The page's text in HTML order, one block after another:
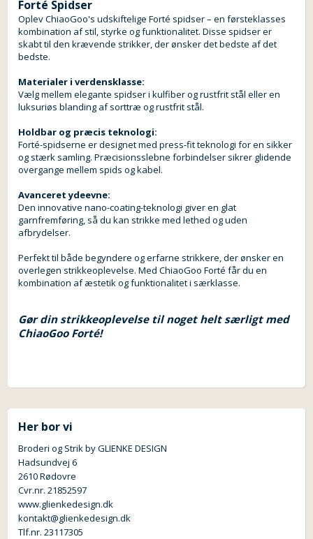
Forté Spidser
Oplev ChiaoGoo's udskiftelige Forté spidser – en førsteklasses
kombination af stil, styrke og funktionalitet. Disse spidser er
skabt til den krævende strikker, der ønsker det bedste af det
bedste.
Materialer i verdensklasse:
Vælg mellem elegante spidser i kulfiber og rustfrit stål eller en
luksuriøs blanding af sorttræ og rustfrit stål.
Holdbar og præcis teknologi:
Forté-spidserne er designet med press-fit teknologi for en sikker
og stærk samling. Præcisionsslebne forbindelser sikrer glidende
overgange mellem spids og kabel.
Avanceret ydeevne:
Den innovative nano-coating-teknologi giver en glat
garnfremføring, så du kan strikke med lethed og uden
afbrydelser.
Perfekt til både begyndere og erfarne strikkere, der ønsker en
overlegen strikkeoplevelse. Med ChiaoGoo Forté får du en
kombination af æstetik og funktionalitet i særklasse.
Gør din strikkeoplevelse til noget helt særligt med
ChiaoGoo Forté!
Her bor vi
Broderi og Strik by GLIENKE DESIGN
Hadsundvej 6
2610 Rødovre
Cvr.nr. 21852597
www.glienkedesign.dk
kontakt@glienkedesign.dk
Tlf.nr. 23117305